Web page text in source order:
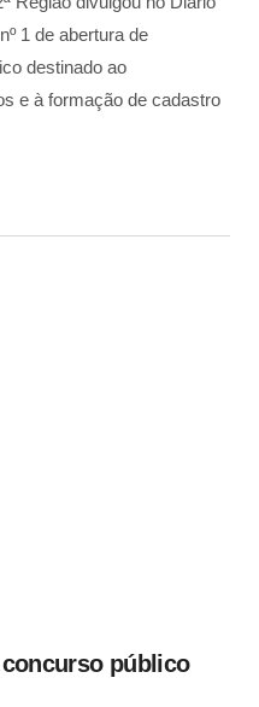
1 de abertura de
destinado ao
e à formação de cadastro
público